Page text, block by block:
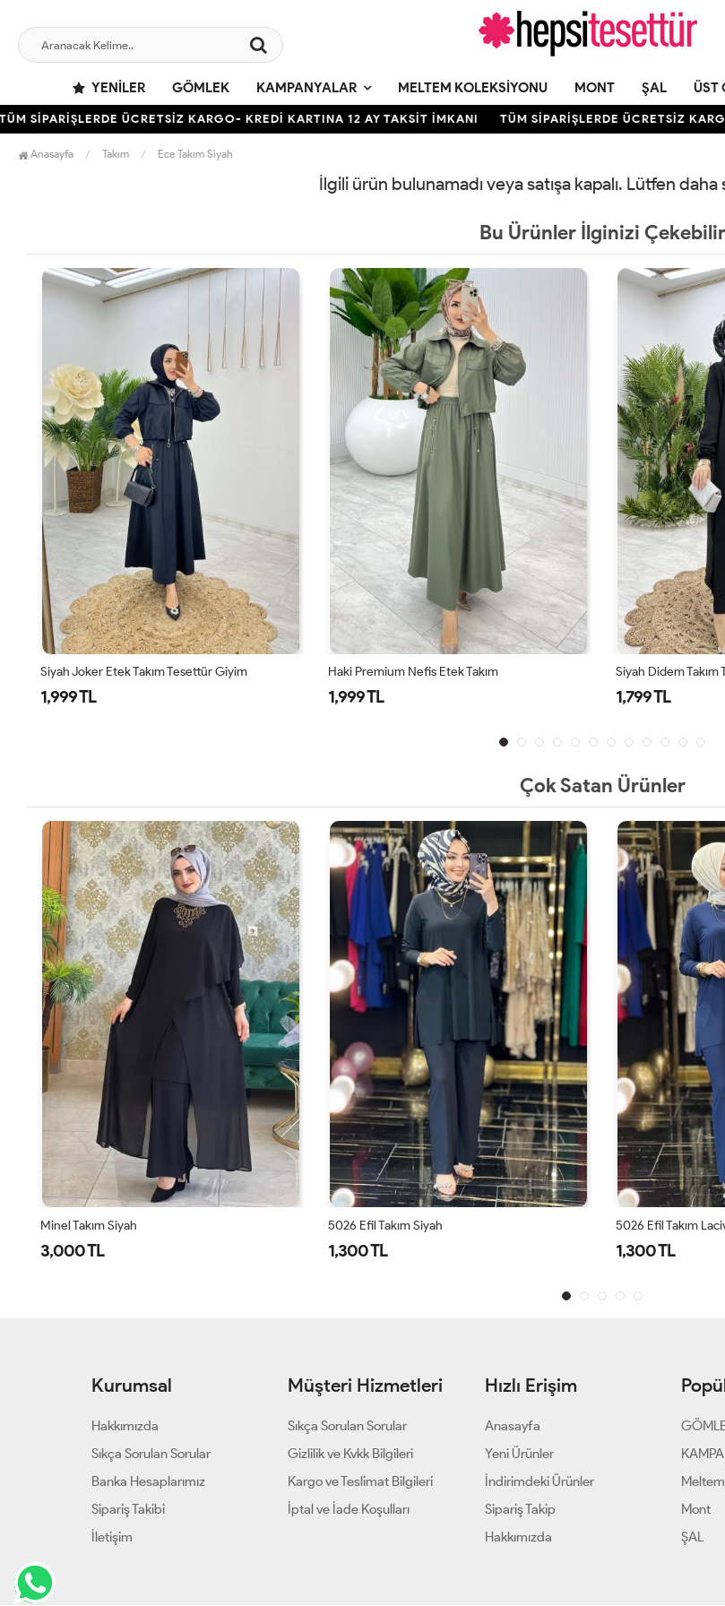
YENILER GÖMLEK KAMPANYALAR MELTEM KOLEKSIYONU MONT ŞAL ÜST
SİPARİŞLERDE ÜCRETSİZ KARGO- KREDİ KARTINA 12 AY TAKSİT İMKANI TÜM SİPARİŞLERDE ÜCRETSİZ
Anasayfa Takım Ece Takım Siyah
İlgili ürün bulunamadı veya satışa kapalı. Lütfen
Bu Ürünler İlginizi Çekebilir
Siyah Joker Etek Takım Tesettür Giyim
1,999 TL
Haki Premium Nefis Etek Takım
1,999 TL
Siyah Didem
1,799 TL
Çok Satan Ürünler
Minel Takım Siyah
3,000 TL
5026 Efil Takım Siyah
1,300 TL
5026 Efil Takım
1,300 TL
Kurumsal
Hakkımızda
Sıkça Sorulan Sorular
Banka Hesaplarımız
Sipariş Takibi
İletişim
Müşteri Hizmetleri
Sıkça Sorulan Sorular
Gizlilik ve Kvkk Bilgileri
Kargo ve Teslimat Bilgileri
İptal ve İade Koşulları
Hızlı Erişim
Anasayfa
Yeni Ürünler
İndirimdeki Ürünler
Sipariş Takip
Hakkımızda
Mont
ŞAL